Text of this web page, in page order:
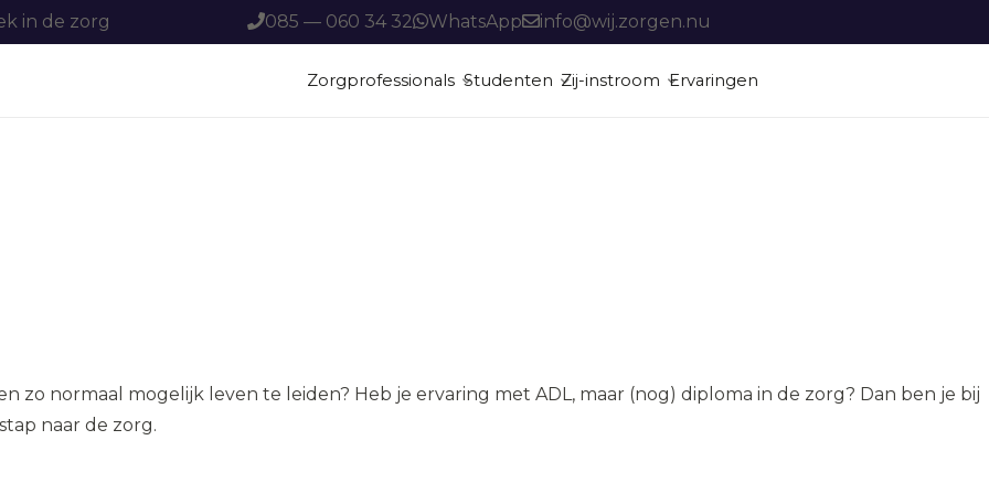
in de zorg 085 — 060 34 32 WhatsApp info@wij.zorgen.nu
Zorgprofessionals Studenten Zij-instroom Ervaringen
zo normaal mogelijk leven te leiden? Heb je ervaring met ADL, maar (nog) diploma in de zorg? Dan ben je bij
naar de zorg.